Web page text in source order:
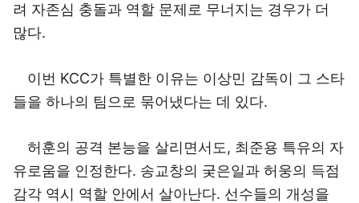
려 자존심 충돌과 역할 문제로 무너지는 경우가 더
많다.
이번 KCC가 특별한 이유는 이상민 감독이 그 스타
들을 하나의 팀으로 묶어냈다는 데 있다.
허훈의 공격 본능을 살리면서도, 최준용 특유의 자
유로움을 인정한다. 송교창의 궂은일과 허웅의 득점
감각 역시 역할 안에서 살아난다. 선수들의 개성을